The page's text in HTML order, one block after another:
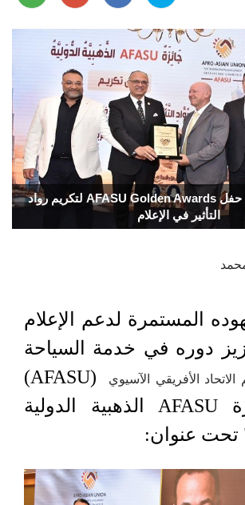
القاهرة تستضيف حفل AFASU Golden Awards لتكريم رواد
التأثير في الإعلام
المستمرة لدعم الإعلام
دوره في خدمة السياحة
الاتحاد الأفريقي الآسيوي
(AFASU)
حفل "جائزة AFASU الذهبية الدولية